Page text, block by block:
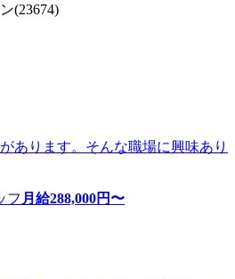
(23674)
あります。そんな職場に興味あり
フ 月給288,000円〜